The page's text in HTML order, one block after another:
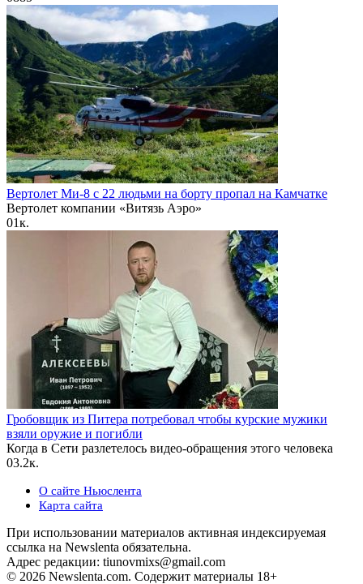
Вертолет Ми-8 с 22 людьми на борту пропал на Камчатке
Вертолет компании «Витязь Аэро»
01к.
Гробовщик из Питера потребовал чтобы курские мужики
взяли оружие и погибли
Когда в Сети разлетелось видео-обращения этого человека
03.2к.
О сайте Ньюслента
Карта сайта
При использовании материалов активная индексируемая
ссылка на Newslenta обязательна.
Адрес редакции: tiunovmixs@gmail.com
© 2026 Newslenta.com. Содержит материалы 18+